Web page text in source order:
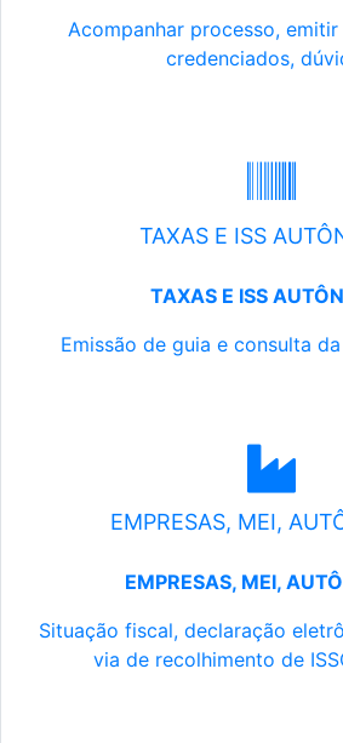
Acompanhar processo,
credenciados,
TAXAS E ISS
TAXAS E ISS
Emissão de guia e consulta
EMPRESAS, MEI,
EMPRESAS, MEI,
Situação fiscal, declaração
via de recolhimento de